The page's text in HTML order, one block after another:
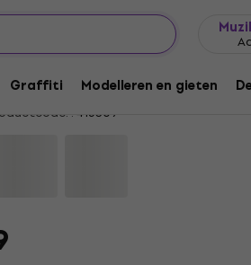
Graffiti Modelleren en gieten
Aquarelpennen Orange 1
. 415309